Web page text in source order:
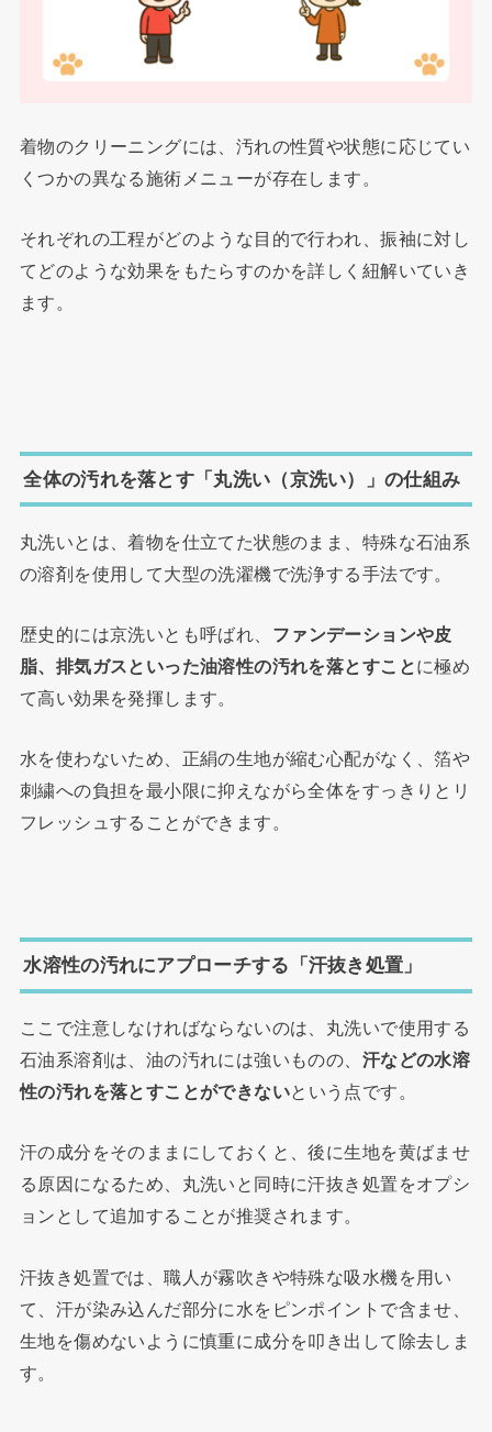
着物のクリーニングには、汚れの性質や状態に応じてい
くつかの異なる施術メニューが存在します。
それぞれの工程がどのような目的で行われ、振袖に対し
てどのような効果をもたらすのかを詳しく紐解いていき
ます。
全体の汚れを落とす「丸洗い（京洗い）」の仕組み
丸洗いとは、着物を仕立てた状態のまま、特殊な石油系
の溶剤を使用して大型の洗濯機で洗浄する手法です。
歴史的には京洗いとも呼ばれ、 ファンデーションや皮
脂、排気ガスといった油溶性の汚れを落とすことに極め
て高い効果を発揮します。
水を使わないため、正絹の生地が縮む心配がなく、箔や
刺繍への負担を最小限に抑えながら全体をすっきりとリ
フレッシュすることができます。
水溶性の汚れにアプローチする「汗抜き処置」
ここで注意しなければならないのは、丸洗いで使用する
石油系溶剤は、油の汚れには強いものの、 汗などの水溶
性の汚れを落とすことができないという点です。
汗の成分をそのままにしておくと、後に生地を黄ばませ
る原因になるため、丸洗いと同時に汗抜き処置をオプシ
ョンとして追加することが推奨されます。
汗抜き処置では、職人が霧吹きや特殊な吸水機を用い
て、汗が染み込んだ部分に水をピンポイントで含ませ、
生地を傷めないように慎重に成分を叩き出して除去しま
す。